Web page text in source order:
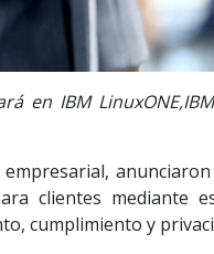
en IBM
clientes mediante
cumplimiento y